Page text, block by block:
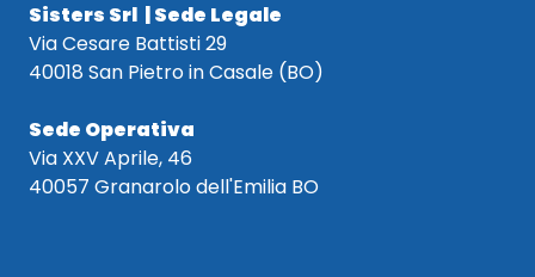
Sisters Srl | Sede Legale
Via Cesare Battisti 29
40018 San Pietro in Casale (BO)
Sede Operativa
Via XXV Aprile, 46
40057 Granarolo dell'Emilia BO